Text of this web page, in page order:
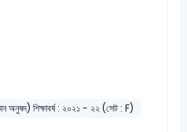
অনুষদ) শিক্ষাবর্ষ : ২০২১ - ২২ (সেট : F)